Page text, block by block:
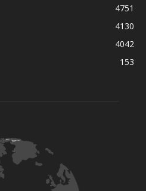
4751
4130
4042
153